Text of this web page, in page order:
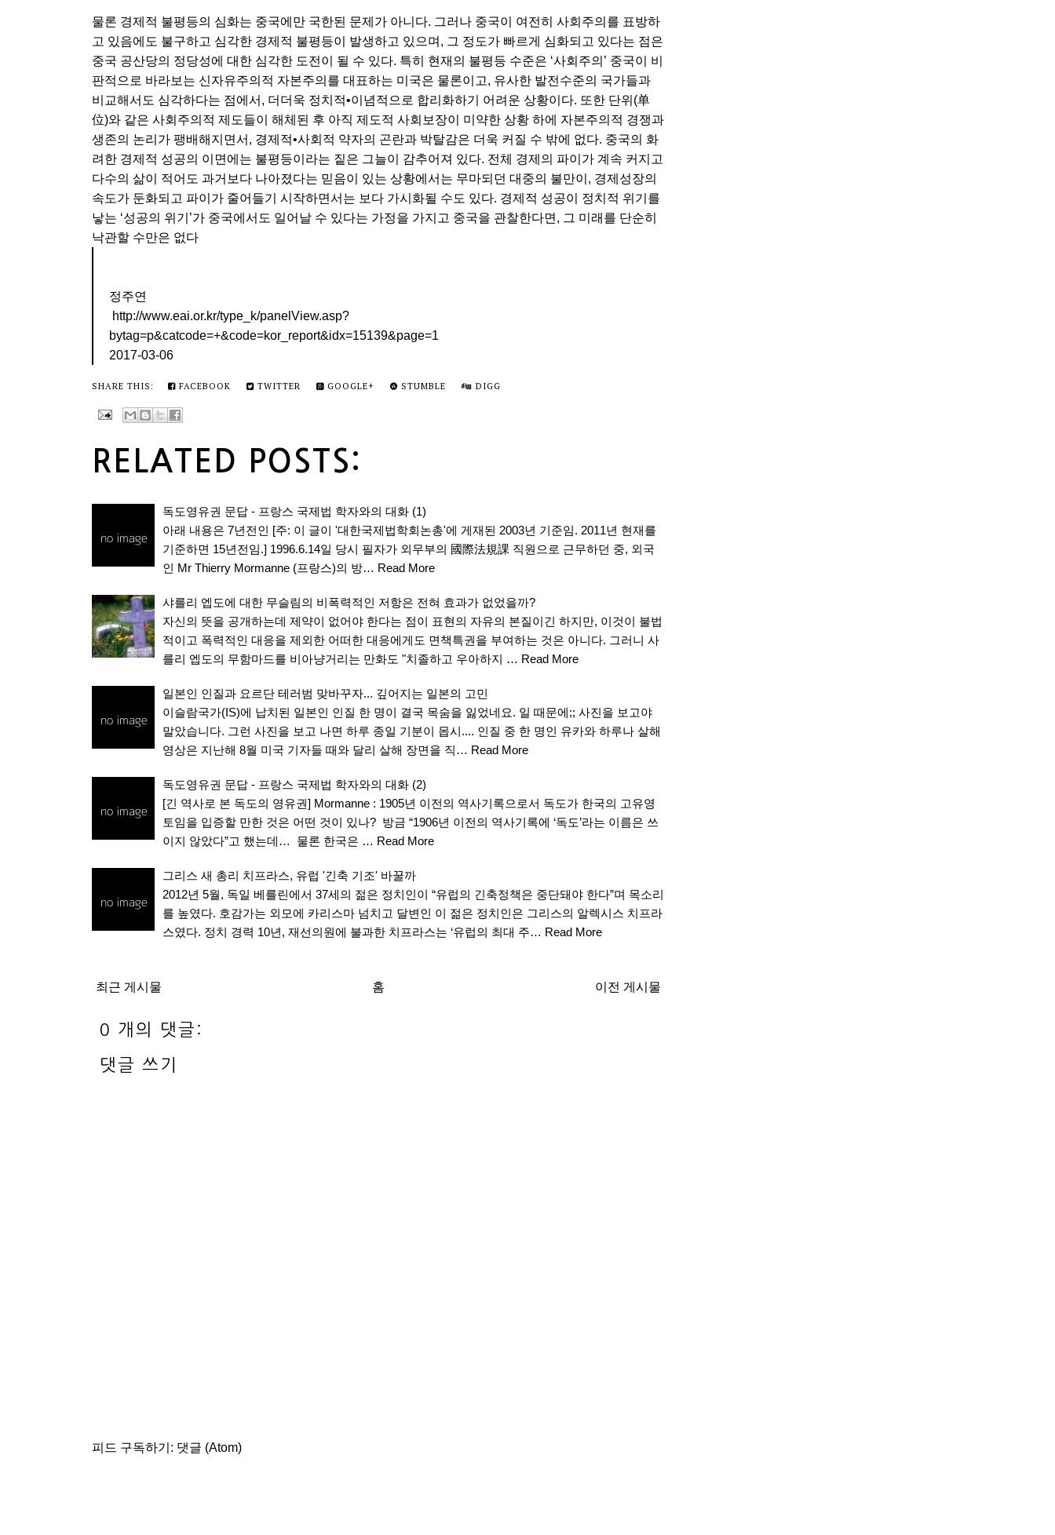
물론 경제적 불평등의 심화는 중국에만 국한된 문제가 아니다. 그러나 중국이 여전히 사회주의를 표방하
고 있음에도 불구하고 심각한 경제적 불평등이 발생하고 있으며, 그 정도가 빠르게 심화되고 있다는 점은
중국 공산당의 정당성에 대한 심각한 도전이 될 수 있다. 특히 현재의 불평등 수준은 ‘사회주의’ 중국이 비
판적으로 바라보는 신자유주의적 자본주의를 대표하는 미국은 물론이고, 유사한 발전수준의 국가들과
비교해서도 심각하다는 점에서, 더더욱 정치적•이념적으로 합리화하기 어려운 상황이다. 또한 단위(单
位)와 같은 사회주의적 제도들이 해체된 후 아직 제도적 사회보장이 미약한 상황 하에 자본주의적 경쟁과
생존의 논리가 팽배해지면서, 경제적•사회적 약자의 곤란과 박탈감은 더욱 커질 수 밖에 없다. 중국의 화
려한 경제적 성공의 이면에는 불평등이라는 짙은 그늘이 감추어져 있다. 전체 경제의 파이가 계속 커지고
다수의 삶이 적어도 과거보다 나아졌다는 믿음이 있는 상황에서는 무마되던 대중의 불만이, 경제성장의
속도가 둔화되고 파이가 줄어들기 시작하면서는 보다 가시화될 수도 있다. 경제적 성공이 정치적 위기를
낳는 ‘성공의 위기’가 중국에서도 일어날 수 있다는 가정을 가지고 중국을 관찰한다면, 그 미래를 단순히
낙관할 수만은 없다
정주연
http://www.eai.or.kr/type_k/panelView.asp?
bytag=p&catcode=+&code=kor_report&idx=15139&page=1
2017-03-06
SHARE THIS: FACEBOOK TWITTER GOOGLE+ STUMBLE DIGG
RELATED POSTS:
독도영유권 문답 - 프랑스 국제법 학자와의 대화 (1)
아래 내용은 7년전인 [주: 이 글이 '대한국제법학회논총'에 게재된 2003년 기준임. 2011년 현재를
기준하면 15년전임.] 1996.6.14일 당시 필자가 외무부의 國際法規課 직원으로 근무하던 중, 외국
인 Mr Thierry Mormanne (프랑스)의 방… Read More
샤를리 엡도에 대한 무슬림의 비폭력적인 저항은 전혀 효과가 없었을까?
자신의 뜻을 공개하는데 제약이 없어야 한다는 점이 표현의 자유의 본질이긴 하지만, 이것이 불법
적이고 폭력적인 대응을 제외한 어떠한 대응에게도 면책특권을 부여하는 것은 아니다. 그러니 사
를리 엡도의 무함마드를 비아냥거리는 만화도 "치졸하고 우아하지 … Read More
일본인 인질과 요르단 테러범 맞바꾸자... 깊어지는 일본의 고민
이슬람국가(IS)에 납치된 일본인 인질 한 명이 결국 목숨을 잃었네요. 일 때문에;; 사진을 보고야
말았습니다. 그런 사진을 보고 나면 하루 종일 기분이 몹시.... 인질 중 한 명인 유카와 하루나 살해
영상은 지난해 8월 미국 기자들 때와 달리 살해 장면을 직… Read More
독도영유권 문답 - 프랑스 국제법 학자와의 대화 (2)
[긴 역사로 본 독도의 영유권] Mormanne : 1905년 이전의 역사기록으로서 독도가 한국의 고유영
토임을 입증할 만한 것은 어떤 것이 있나? 방금 “1906년 이전의 역사기록에 ‘독도’라는 이름은 쓰
이지 않았다”고 했는데… 물론 한국은 … Read More
그리스 새 총리 치프라스, 유럽 '긴축 기조' 바꿀까
2012년 5월, 독일 베를린에서 37세의 젊은 정치인이 “유럽의 긴축정책은 중단돼야 한다”며 목소리
를 높였다. 호감가는 외모에 카리스마 넘치고 달변인 이 젊은 정치인은 그리스의 알렉시스 치프라
스였다. 정치 경력 10년, 재선의원에 불과한 치프라스는 ‘유럽의 최대 주… Read More
최근 게시물 이전 게시물
홈
0 개의 댓글:
댓글 쓰기
피드 구독하기: 댓글 (Atom)